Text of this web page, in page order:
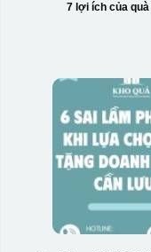
7 lợi ích của